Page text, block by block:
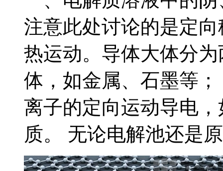
注意此处讨论的是定
热运动。导体大体分
体，如金属、石墨等
离子的定向运动导电
质。 无论电解池还是